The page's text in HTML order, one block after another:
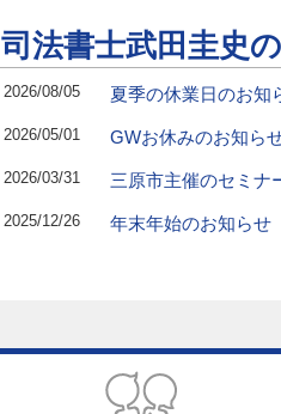
司法書士武田圭史
2026/08/05 夏季の休業日のお知
2026/05/01 GWお休みのお知ら
2026/03/31 三原市主催のセミナ
2025/12/26 年末年始のお知らせ